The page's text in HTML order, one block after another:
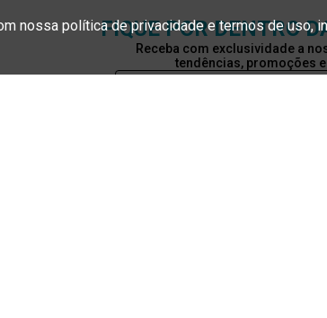
nossa política de privacidade e termos de uso,